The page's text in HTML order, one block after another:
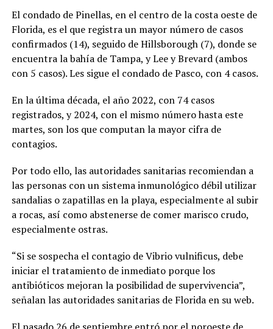
El condado de Pinellas, en el centro de la costa oeste de
Florida, es el que registra un mayor número de casos
confirmados (14), seguido de Hillsborough (7), donde se
encuentra la bahía de Tampa, y Lee y Brevard (ambos
con 5 casos). Les sigue el condado de Pasco, con 4 casos.
En la última década, el año 2022, con 74 casos
registrados, y 2024, con el mismo número hasta este
martes, son los que computan la mayor cifra de
contagios.
Por todo ello, las autoridades sanitarias recomiendan a
las personas con un sistema inmunológico débil utilizar
sandalias o zapatillas en la playa, especialmente al subir
a rocas, así como abstenerse de comer marisco crudo,
especialmente ostras.
“Si se sospecha el contagio de Vibrio vulnificus, debe
iniciar el tratamiento de inmediato porque los
antibióticos mejoran la posibilidad de supervivencia”,
señalan las autoridades sanitarias de Florida en su web.